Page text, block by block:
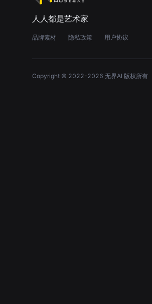
人人都是艺术家
品牌素材 隐私政策 用户协议
Copyright © 2022-2026 无界AI 版权所有